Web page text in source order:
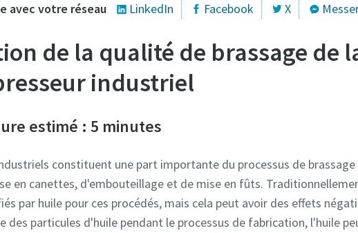
avec votre réseau LinkedIn Facebook X
de la qualité de brassage de
industriel
estimé : 5 minutes
constituent une part importante du processus de
en canettes, d'embouteillage et de mise en fûts.
par huile pour ces procédés, mais cela peut avoir des effets
des particules d'huile pendant le processus de fabrication, l'huile